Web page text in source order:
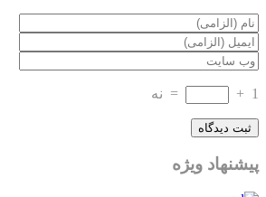
1
+
= نه
پیشنهاد ویژه